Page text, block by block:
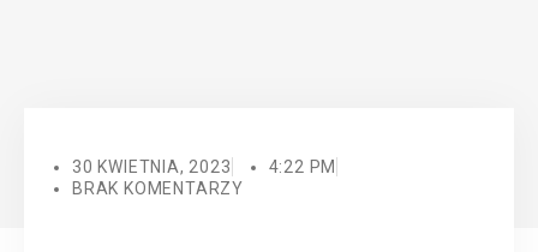
30 KWIETNIA, 2023
4:22 PM
BRAK KOMENTARZY